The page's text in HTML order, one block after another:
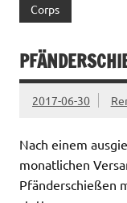
Corps
2017-06-30
Nach einem
monatlichen
Pfänderschießen